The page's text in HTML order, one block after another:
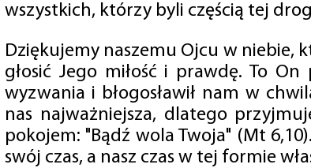
wszystkich, którzy byli częścią tej
Dziękujemy naszemu Ojcu w niebie,
głosić Jego miłość i prawdę. To
wyzwania i błogosławił nam w
nas najważniejsza, dlatego
pokojem: "Bądź wola Twoja" (Mt
swój czas, a nasz czas w tej formie